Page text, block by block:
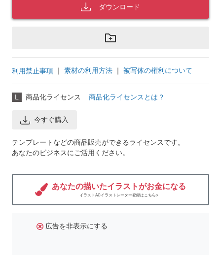
ダウンロード
利用禁止事項 ｜ 素材の利用方法 ｜ 被写体の権利について
L 商品化ライセンス 商品化ライセンスとは？
今すぐ購入
テンプレートなどの商品販売ができるライセンスです。
あなたのビジネスにご活用ください。
あなたの描いたイラストがお金になる
イラストACイラストレーター登録はこちら>
広告を非表示にする